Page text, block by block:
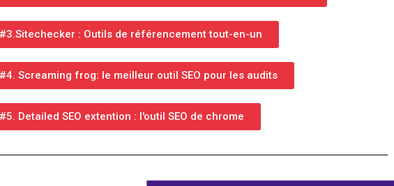
#3.Sitechecker : Outils de référencement tout-en-un
#4. Screaming frog: le meilleur outil SEO pour les audits
#5. Detailed SEO extention : l'outil SEO de chrome